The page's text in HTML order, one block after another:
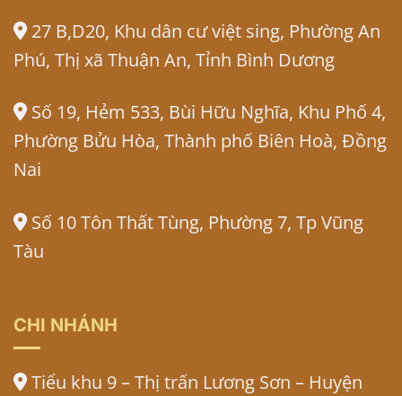
27 B,D20, Khu dân cư việt sing, Phường An
Phú, Thị xã Thuận An, Tỉnh Bình Dương
Số 19, Hẻm 533, Bùi Hữu Nghĩa, Khu Phố 4,
Phường Bửu Hòa, Thành phố Biên Hoà, Đồng
Nai
Số 10 Tôn Thất Tùng, Phường 7, Tp Vũng
Tàu
CHI NHÁNH
Tiểu khu 9 – Thị trấn Lương Sơn – Huyện